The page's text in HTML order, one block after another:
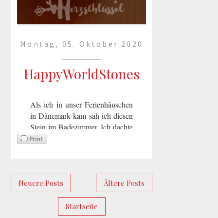
Montag, 05. Oktober 2020
HappyWorldStones
Als ich in unser Ferienhäuschen
in Dänemark kam sah ich diesen
Stein im Badezimmer. Ich dachte
mir, könnte ich auch mal wieder
v...
mehr lesen »
Neuere Posts Ältere Posts
Startseite